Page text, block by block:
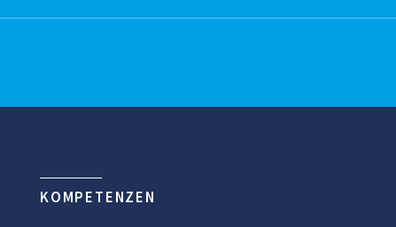
KOMPETENZEN